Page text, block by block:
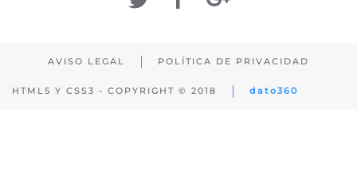
AVISO LEGAL POLÍTICA DE PRIVACIDAD
HTML5 Y CSS3 - COPYRIGHT © 2018 dato360